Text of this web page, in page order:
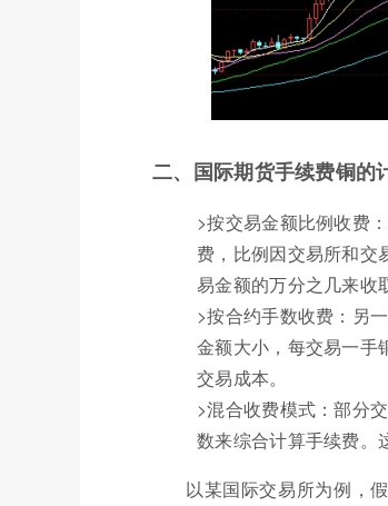
二、国际期货手续费铜的
>按交易金额比例收费
费，比例因交易所和交
易金额的万分之几来收
>按合约手数收费：另
金额大小，每交易一手
交易成本。
>混合收费模式：部分
数来综合计算手续费。
以某国际交易所为例，